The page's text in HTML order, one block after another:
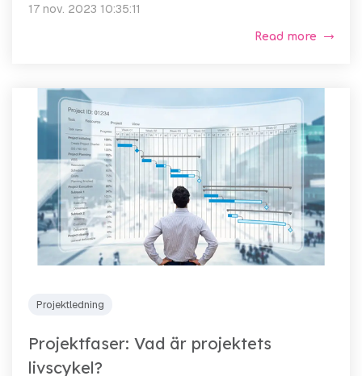
17 nov. 2023 10:35:11
Read more
Projektledning
Projektfaser: Vad är projektets
livscykel?